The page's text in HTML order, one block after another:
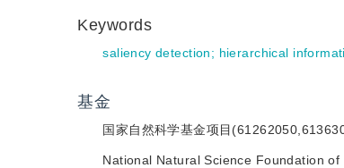
Keywords
saliency detection; hierarchical
基金
国家自然科学基金项目
National Natural Science Foundation